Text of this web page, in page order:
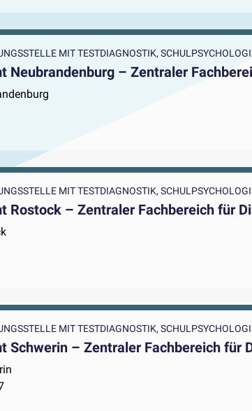
MIT TESTDIAGNOSTIK,
Neubrandenburg – Zentraler
MIT TESTDIAGNOSTIK,
Rostock – Zentraler Fachbereich für
MIT TESTDIAGNOSTIK,
Schwerin – Zentraler Fachbereich für